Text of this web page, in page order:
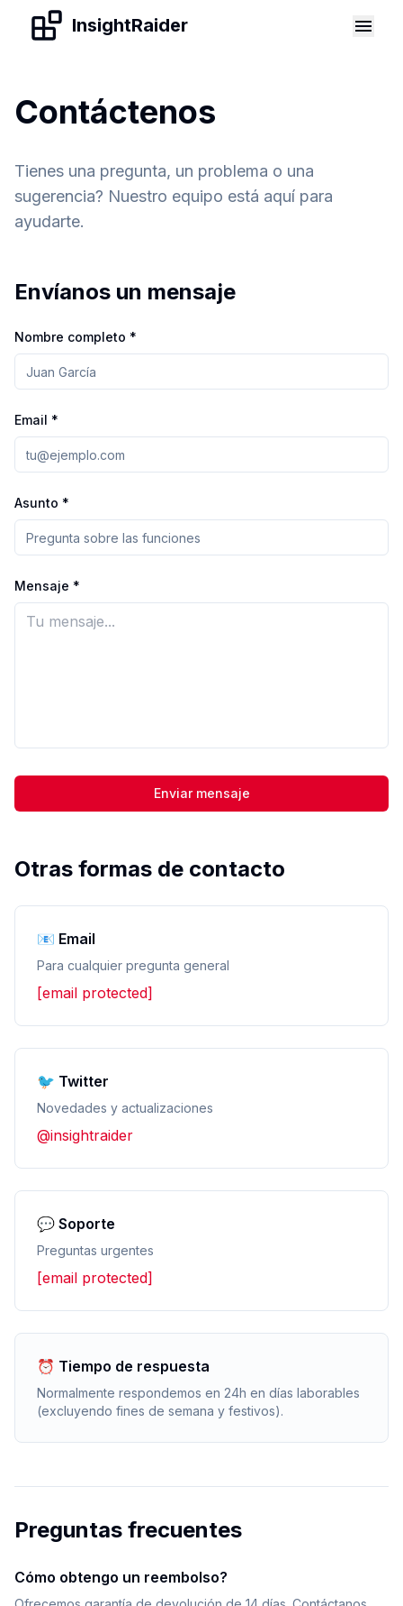
Skip to contentInsightRaider
Contáctenos
Tienes una pregunta, un problema o una
sugerencia? Nuestro equipo está aquí para
ayudarte.
Envíanos un mensaje
Nombre completo *
Email *
Asunto *
Mensaje *
Enviar mensaje
Otras formas de contacto
📧 Email
Para cualquier pregunta general
[email protected]
🐦 Twitter
Novedades y actualizaciones
@insightraider
💬 Soporte
Preguntas urgentes
[email protected]
⏰ Tiempo de respuesta
Normalmente respondemos en 24h en días laborables
(excluyendo fines de semana y festivos).
Preguntas frecuentes
Cómo obtengo un reembolso?